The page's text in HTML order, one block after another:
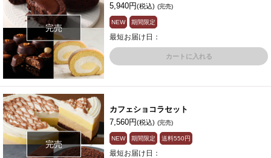
完売
5,940円(税込) (完売)
NEW 期間限定
最短お届け日：
カートに入れる
完売
カフェショコラセット
7,560円(税込) (完売)
NEW 期間限定 送料550円
最短お届け日：